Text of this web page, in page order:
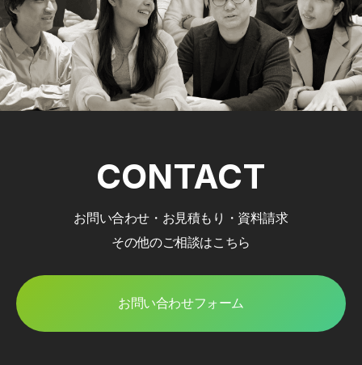
CONTACT
お問い合わせ・お見積もり・資料請求
その他のご相談はこちら
お問い合わせフォーム